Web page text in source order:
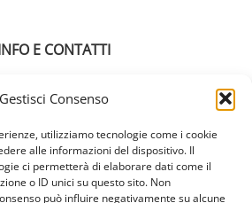
Gestisci Consenso
utilizziamo tecnologie come i cookie
alle informazioni del dispositivo. Il
ci permetterà di elaborare dati come il
o ID unici su questo sito. Non
può influire negativamente su alcune
E CONTATTI